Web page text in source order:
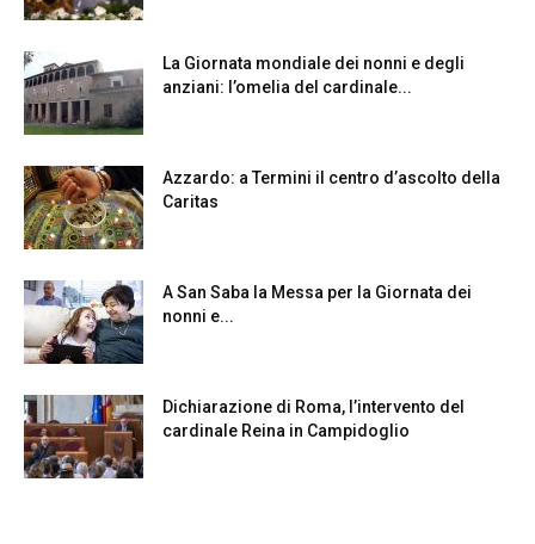
La Giornata mondiale dei nonni e degli
anziani: l’omelia del cardinale...
Azzardo: a Termini il centro d’ascolto della
Caritas
A San Saba la Messa per la Giornata dei
nonni e...
Dichiarazione di Roma, l’intervento del
cardinale Reina in Campidoglio